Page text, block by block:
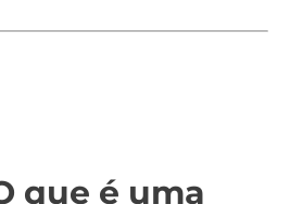
que é uma